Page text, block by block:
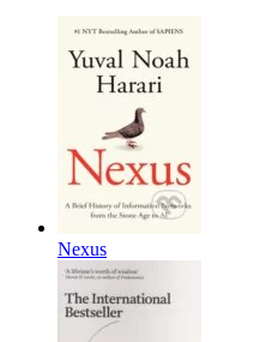
Nexus